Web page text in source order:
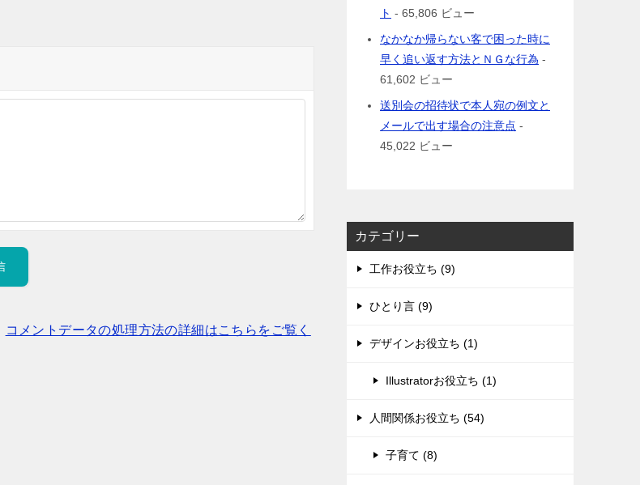
コメントデータの処理方法の詳細はこちらをご覧く
ト - 65,806 ビュー
なかなか帰らない客で困った時に
早く追い返す方法とＮＧな行為 -
61,602 ビュー
送別会の招待状で本人宛の例文と
メールで出す場合の注意点 -
45,022 ビュー
カテゴリー
工作お役立ち (9)
ひとり言 (9)
デザインお役立ち (1)
Illustratorお役立ち (1)
人間関係お役立ち (54)
子育て (8)